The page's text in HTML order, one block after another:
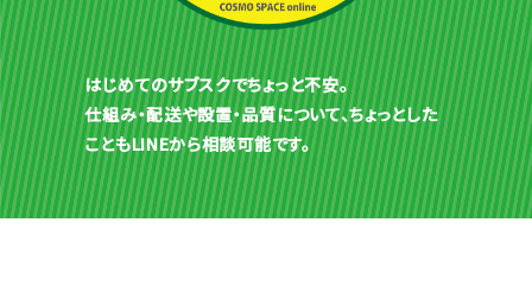
はじめてのサブスクでちょっと不安。
仕組み・配送や設置・品質について、ちょっとした
こともLINEから相談可能です。